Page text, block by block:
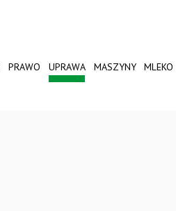
PRAWO UPRAWA MASZYNY MLEKO